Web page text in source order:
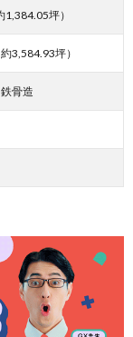
坪）
3,584.93坪）
骨造